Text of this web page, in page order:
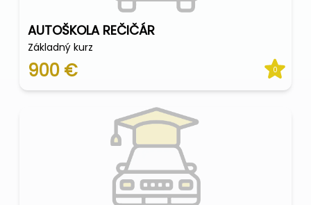
AUTOŠKOLA REČIČÁR
Základný kurz
900 € 0